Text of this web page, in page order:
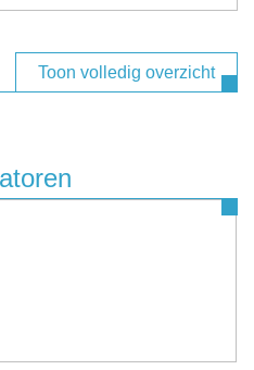
Toon volledig overzicht